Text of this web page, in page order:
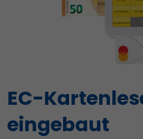
EC-
eingebaut